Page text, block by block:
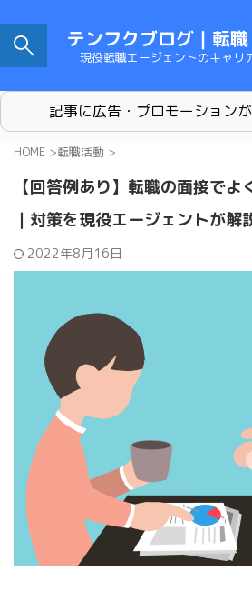
テンフクブログ｜転
現役転職エージェントのキャリ
記事に広告・プロモーション
HOME >転職活動 >
【回答例あり】転職の面接で
｜対策を現役エージェントが解
2022年8月16日